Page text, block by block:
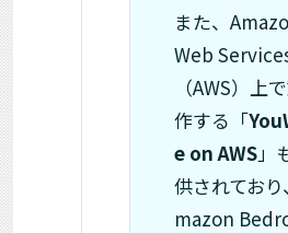
また、
Web
（AWS）上
作する「
e on AWS」
供されており
mazon